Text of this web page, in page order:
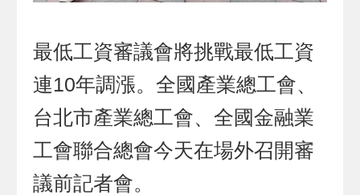
最低工資審議會將挑戰最低工資
連10年調漲。全國產業總工會、
台北市產業總工會、全國金融業
工會聯合總會今天在場外召開審
議前記者會。